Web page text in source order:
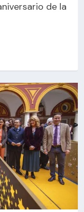
de la